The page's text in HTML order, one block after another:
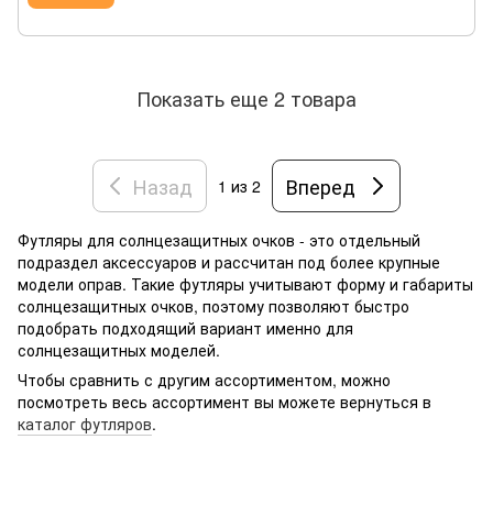
Показать еще 2 товара
Назад 1 из 2 Вперед
Футляры для солнцезащитных очков - это отдельный
подраздел аксессуаров и рассчитан под более крупные
модели оправ. Такие футляры учитывают форму и габариты
солнцезащитных очков, поэтому позволяют быстро
подобрать подходящий вариант именно для
солнцезащитных моделей.
Чтобы сравнить с другим ассортиментом, можно
посмотреть весь ассортимент вы можете вернуться в
каталог футляров.